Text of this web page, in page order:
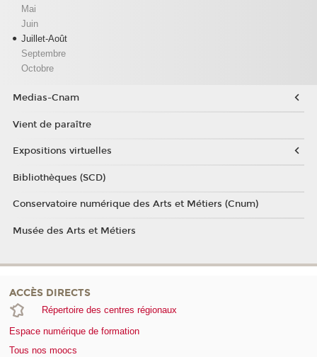
Mai
Juin
Juillet-Août
Septembre
Octobre
Medias-Cnam
Vient de paraître
Expositions virtuelles
Bibliothèques (SCD)
Conservatoire numérique des Arts et Métiers (Cnum)
Musée des Arts et Métiers
ACCÈS DIRECTS
Répertoire des centres régionaux
Espace numérique de formation
Tous nos moocs